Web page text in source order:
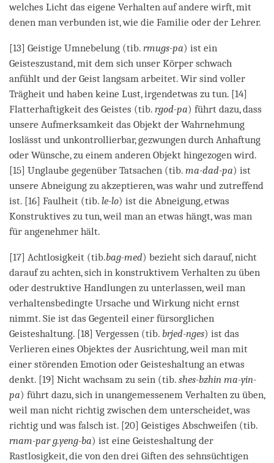
welches Licht das eigene Verhalten auf andere wirft, mit
denen man verbunden ist, wie die Familie oder der Lehrer.
[13] Geistige Umnebelung (tib. rmugs-pa) ist ein
Geisteszustand, mit dem sich unser Körper schwach
anfühlt und der Geist langsam arbeitet. Wir sind voller
Trägheit und haben keine Lust, irgendetwas zu tun. [14]
Flatterhaftigkeit des Geistes (tib. rgod-pa) führt dazu, dass
unsere Aufmerksamkeit das Objekt der Wahrnehmung
loslässt und unkontrollierbar, gezwungen durch Anhaftung
oder Wünsche, zu einem anderen Objekt hingezogen wird.
[15] Unglaube gegenüber Tatsachen (tib. ma-dad-pa) ist
unsere Abneigung zu akzeptieren, was wahr und zutreffend
ist. [16] Faulheit (tib. le-lo) ist die Abneigung, etwas
Konstruktives zu tun, weil man an etwas hängt, was man
für angenehmer hält.
[17] Achtlosigkeit (tib.bag-med) bezieht sich darauf, nicht
darauf zu achten, sich in konstruktivem Verhalten zu üben
oder destruktive Handlungen zu unterlassen, weil man
verhaltensbedingte Ursache und Wirkung nicht ernst
nimmt. Sie ist das Gegenteil einer fürsorglichen
Geisteshaltung. [18] Vergessen (tib. brjed-nges) ist das
Verlieren eines Objektes der Ausrichtung, weil man mit
einer störenden Emotion oder Geisteshaltung an etwas
denkt. [19] Nicht wachsam zu sein (tib. shes-bzhin ma-yin-
pa) führt dazu, sich in unangemessenem Verhalten zu üben,
weil man nicht richtig zwischen dem unterscheidet, was
richtig und was falsch ist. [20] Geistiges Abschweifen (tib.
rnam-par g.yeng-ba) ist eine Geisteshaltung der
Rastlosigkeit, die von den drei Giften des sehnsüchtigen